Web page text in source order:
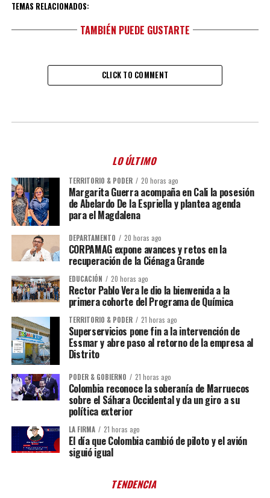
TEMAS RELACIONADOS:
TAMBIÉN PUEDE GUSTARTE
CLICK TO COMMENT
LO ÚLTIMO
TERRITORIO & PODER 20 horas ago
Margarita Guerra acompaña en Cali la posesión
de Abelardo De la Espriella y plantea agenda
para el Magdalena
DEPARTAMENTO 20 horas ago
CORPAMAG expone avances y retos en la
recuperación de la Ciénaga Grande
EDUCACIÓN 20 horas ago
Rector Pablo Vera le dio la bienvenida a la
primera cohorte del Programa de Química
TERRITORIO & PODER 21 horas ago
Superservicios pone fin a la intervención de
Essmar y abre paso al retorno de la empresa al
Distrito
PODER & GOBIERNO 21 horas ago
Colombia reconoce la soberanía de Marruecos
sobre el Sáhara Occidental y da un giro a su
política exterior
LA FIRMA 21 horas ago
El día que Colombia cambió de piloto y el avión
siguió igual
TENDENCIA